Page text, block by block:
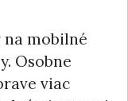
mobilné
Osobne
viac